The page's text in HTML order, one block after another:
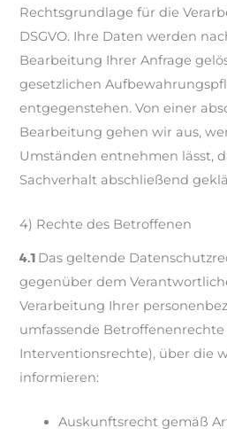
Rechtsgrundlage für die
DSGVO. Ihre Daten werden
Bearbeitung Ihrer Anfrage
gesetzlichen
entgegenstehen. Von einer
Bearbeitung gehen wir aus,
Umständen entnehmen lässt,
Sachverhalt abschließend
4) Rechte des Betroffenen
4.1 Das geltende
gegenüber dem
Verarbeitung Ihrer
umfassende
Interventionsrechte), über die
informieren:
Auskunftsrecht gemäß